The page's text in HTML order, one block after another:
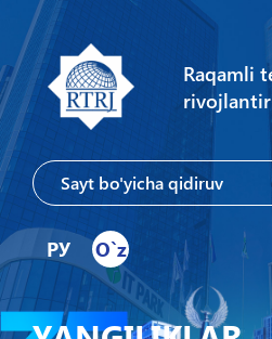
Raqamli
РУ O`z